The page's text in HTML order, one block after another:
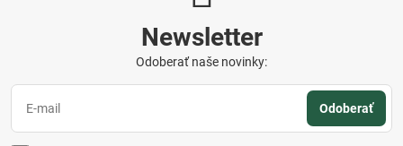
Newsletter
Odoberať naše novinky:
Odoberať